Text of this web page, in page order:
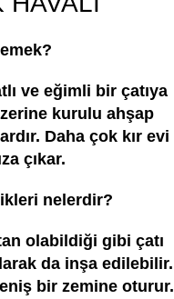
ve eğimli bir çatıya
kurulu ahşap
Daha çok kır evi
çıkar.
nelerdir?
olabildiği gibi çatı
da inşa edilebilir.
bir zemine oturur.